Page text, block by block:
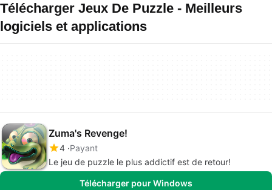
Télécharger Jeux De Puzzle - Meilleurs
logiciels et applications
Zuma's Revenge!
4 Payant
Le jeu de puzzle le plus addictif est de retour!
Télécharger pour Windows